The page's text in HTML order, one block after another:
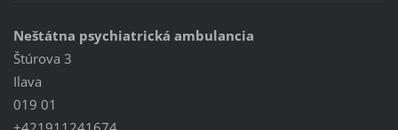
Neštátna psychiatrická ambulancia
Štúrova 3
Ilava
019 01